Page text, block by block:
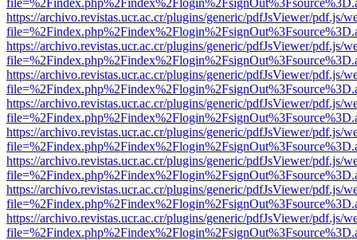
https://archivo.revistas.ucr.ac.cr/plugins/generic/pdfJsViewer/pdf.js/
https://archivo.revistas.ucr.ac.cr/plugins/generic/pdfJsViewer/pdf.js/
https://archivo.revistas.ucr.ac.cr/plugins/generic/pdfJsViewer/pdf.js/
https://archivo.revistas.ucr.ac.cr/plugins/generic/pdfJsViewer/pdf.js/
https://archivo.revistas.ucr.ac.cr/plugins/generic/pdfJsViewer/pdf.js/
https://archivo.revistas.ucr.ac.cr/plugins/generic/pdfJsViewer/pdf.js/
https://archivo.revistas.ucr.ac.cr/plugins/generic/pdfJsViewer/pdf.js/
https://archivo.revistas.ucr.ac.cr/plugins/generic/pdfJsViewer/pdf.js/